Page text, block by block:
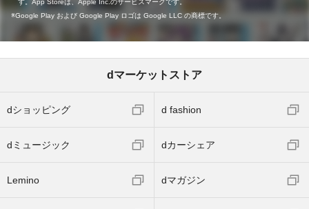
す。App Storeは、Apple Inc.のサービスマークです。
Google Play および Google Play ロゴは Google LLC の商標です。
dマーケットストア
dショッピング d fashion
dミュージック dカーシェア
Lemino dマガジン